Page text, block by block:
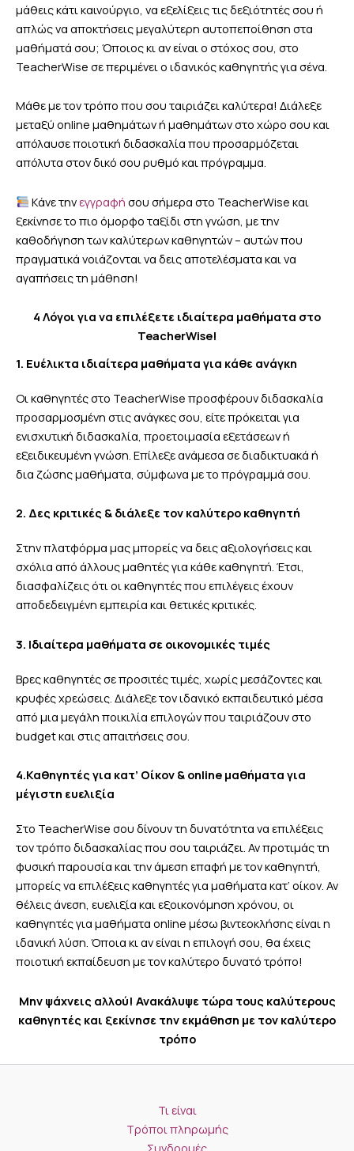
μάθεις κάτι καινούργιο, να εξελίξεις τις δεξιότητές σου ή
απλώς να αποκτήσεις μεγαλύτερη αυτοπεποίθηση στα
μαθήματά σου; Όποιος κι αν είναι ο στόχος σου, στο
TeacherWise σε περιμένει ο ιδανικός καθηγητής για σένα.
Μάθε με τον τρόπο που σου ταιριάζει καλύτερα! Διάλεξε
μεταξύ online μαθημάτων ή μαθημάτων στο χώρο σου και
απόλαυσε ποιοτική διδασκαλία που προσαρμόζεται
απόλυτα στον δικό σου ρυθμό και πρόγραμμα.
Κάνε τηνεγγραφή σου σήμερα στο TeacherWise και
ξεκίνησε το πιο όμορφο ταξίδι στη γνώση, με την
καθοδήγηση των καλύτερων καθηγητών – αυτών που
πραγματικά νοιάζονται να δεις αποτελέσματα και να
αγαπήσεις τη μάθηση!
4 Λόγοι για να επιλέξετε ιδιαίτερα μαθήματα στο
TeacherWise!
1. Ευέλικτα ιδιαίτερα μαθήματα για κάθε ανάγκη
Οι καθηγητές στο TeacherWise προσφέρουν διδασκαλία
προσαρμοσμένη στις ανάγκες σου, είτε πρόκειται για
ενισχυτική διδασκαλία, προετοιμασία εξετάσεων ή
εξειδικευμένη γνώση. Επίλεξε ανάμεσα σε διαδικτυακά ή
δια ζώσης μαθήματα, σύμφωνα με το πρόγραμμά σου.
2. Δες κριτικές & διάλεξε τον καλύτερο καθηγητή
Στην πλατφόρμα μας μπορείς να δεις αξιολογήσεις και
σχόλια από άλλους μαθητές για κάθε καθηγητή. Έτσι,
διασφαλίζεις ότι οι καθηγητές που επιλέγεις έχουν
αποδεδειγμένη εμπειρία και θετικές κριτικές.
3. Ιδιαίτερα μαθήματα σε οικονομικές τιμές
Βρες καθηγητές σε προσιτές τιμές, χωρίς μεσάζοντες και
κρυφές χρεώσεις. Διάλεξε τον ιδανικό εκπαιδευτικό μέσα
από μια μεγάλη ποικιλία επιλογών που ταιριάζουν στο
budget και στις απαιτήσεις σου.
4.Καθηγητές για κατ’ Οίκον & online μαθήματα για
μέγιστη ευελιξία
Στο TeacherWise σου δίνουν τη δυνατότητα να επιλέξεις
τον τρόπο διδασκαλίας που σου ταιριάζει. Αν προτιμάς τη
φυσική παρουσία και την άμεση επαφή με τον καθηγητή,
μπορείς να επιλέξεις καθηγητές για μαθήματα κατ’ οίκον. Αν
θέλεις άνεση, ευελιξία και εξοικονόμηση χρόνου, οι
καθηγητές για μαθήματα online μέσω βιντεοκλήσης είναι η
ιδανική λύση. Όποια κι αν είναι η επιλογή σου, θα έχεις
ποιοτική εκπαίδευση με τον καλύτερο δυνατό τρόπο!
Μην ψάχνεις αλλού! Ανακάλυψε τώρα τους καλύτερους
καθηγητές και ξεκίνησε την εκμάθηση με τον καλύτερο
τρόπο
Τι είναι
Τρόποι πληρωμής
Συνδρομές